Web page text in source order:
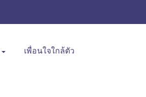
เพื่อนใจใกล้ตัว